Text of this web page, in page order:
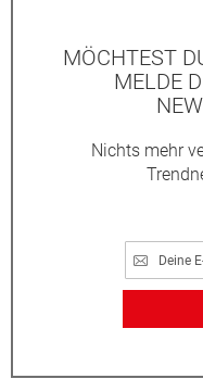
MÖCHTEST
MELDE
Nichts mehr